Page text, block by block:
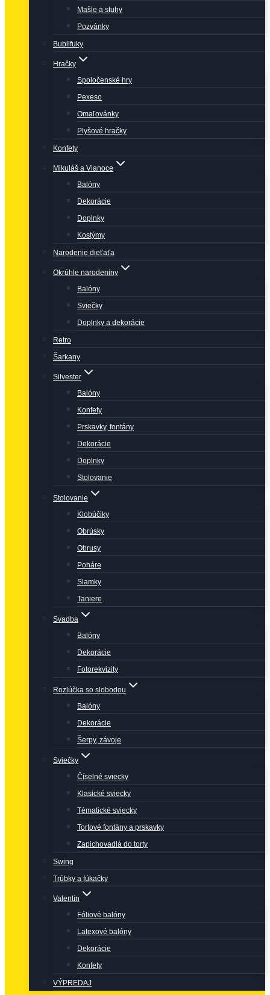
Mašle a stuhy
Pozvánky
Bublifuky
Hračky
Spoločenské hry
Pexeso
Omaľovánky
Plyšové hračky
Konfety
Mikuláš a Vianoce
Balóny
Dekorácie
Doplnky
Kostýmy
Narodenie dieťaťa
Okrúhle narodeniny
Balóny
Sviečky
Doplnky a dekorácie
Retro
Šarkany
Silvester
Balóny
Konfety
Prskavky, fontány
Dekorácie
Doplnky
Stolovanie
Stolovanie
Klobúčiky
Obrúsky
Obrusy
Poháre
Slamky
Taniere
Svadba
Balóny
Dekorácie
Fotorekvizity
Rozlúčka so slobodou
Balóny
Dekorácie
Šerpy, závoje
Sviečky
Číselné sviecky
Klasické sviecky
Tématické sviecky
Tortové fontány a prskavky
Zapichovadlá do torty
Swing
Trúbky a fúkačky
Valentín
Fóliové balóny
Latexové balóny
Dekorácie
Konfety
VÝPREDAJ